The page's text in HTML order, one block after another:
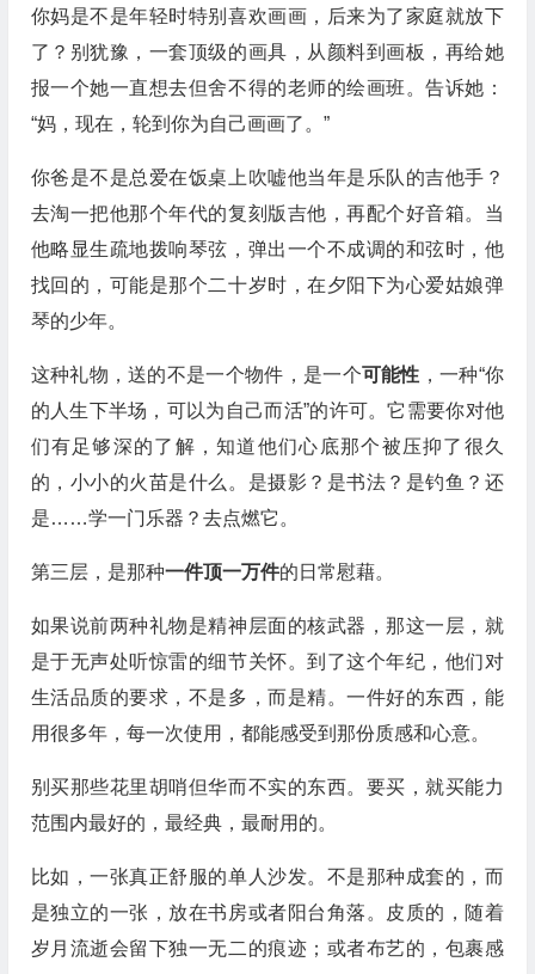
你妈是不是年轻时特别喜欢画画，后来为了家庭就放下
了？别犹豫，一套顶级的画具，从颜料到画板，再给她
报一个她一直想去但舍不得的老师的绘画班。告诉她：
“妈，现在，轮到你为自己画画了。”
你爸是不是总爱在饭桌上吹嘘他当年是乐队的吉他手？
去淘一把他那个年代的复刻版吉他，再配个好音箱。当
他略显生疏地拨响琴弦，弹出一个不成调的和弦时，他
找回的，可能是那个二十岁时，在夕阳下为心爱姑娘弹
琴的少年。
这种礼物，送的不是一个物件，是一个可能性 ，一种“你
的人生下半场，可以为自己而活”的许可。它需要你对他
们有足够深的了解，知道他们心底那个被压抑了很久
的，小小的火苗是什么。是摄影？是书法？是钓鱼？还
是……学一门乐器？去点燃它。
第三层，是那种一件顶一万件的日常慰藉。
如果说前两种礼物是精神层面的核武器，那这一层，就
是于无声处听惊雷的细节关怀。到了这个年纪，他们对
生活品质的要求，不是多，而是精。一件好的东西，能
用很多年，每一次使用，都能感受到那份质感和心意。
别买那些花里胡哨但华而不实的东西。要买，就买能力
范围内最好的，最经典，最耐用的。
比如，一张真正舒服的单人沙发。不是那种成套的，而
是独立的一张，放在书房或者阳台角落。皮质的，随着
岁月流逝会留下独一无二的痕迹；或者布艺的，包裹感